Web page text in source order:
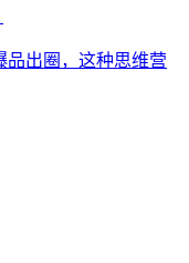
品出圈，这种思维营